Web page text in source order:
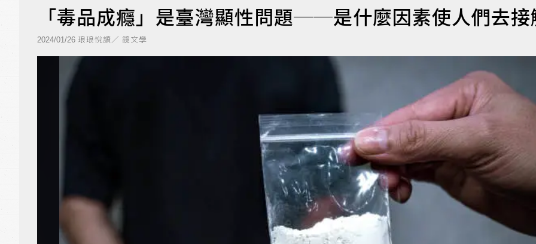
「毒品成癮」是臺灣顯性問題──是什麼因素使人們去
2024/01/26 琅琅悅讀／ 鏡文學